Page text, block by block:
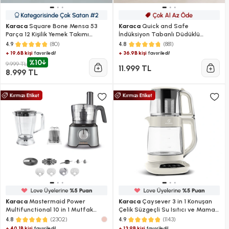
Karaca Square Bone Mensa 53
Parça 12 Kişilik Yemek Takımı
Beyaz
4.9 (80)
+ 19.6B kişi favoriledi!
9.999 TL %10
8.999 TL
KaracaQuick and Safe
İndüksiyon Tabanlı Düdüklü
Tencere Seti 4+6 Lt
4.8 (881)
+ 36.9B kişifavoriledi!
11.999 TL
Karaca Mastermaid Power
Multifunctional 10 in 1 Mutfak
Robotu 2000W Galaxy Grey
4.8 (2302)
KaracaÇaysever 3 in 1 Konuşan
Çelik Süzgeçli Su Isıtıcı ve Mama
Suyu Hazırlama Cam Çay
Makinesi Starlight
4.9 (1143)